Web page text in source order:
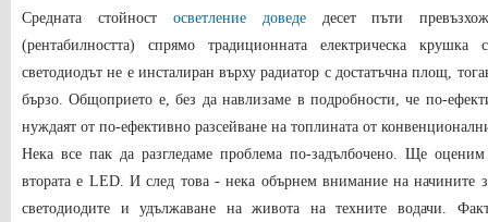
Средната стойност осветление доведедесет пъти
(рентабилността) спрямо традиционната електрическа
светодиодът не е инсталиран върху радиатор с достатъчна площ,
бързо. Общоприето е, без да навлизаме в подробности, че по-
нуждаят от по-ефективно разсейване на топлината от
Нека все пак да разгледаме проблема по-задълбочено. Ще
втората е LED. И след това - нека обърнем внимание на начините
светодиодите и удължаване на живота на техните водачи.